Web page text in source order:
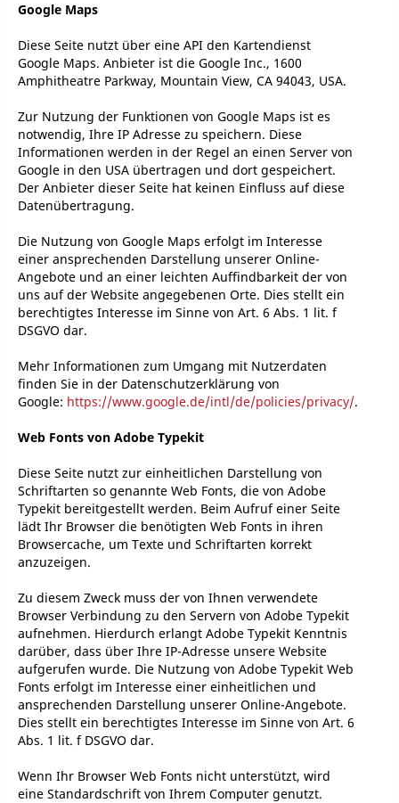
Google Maps
Diese Seite nutzt über eine API den Kartendienst
Google Maps. Anbieter ist die Google Inc., 1600
Amphitheatre Parkway, Mountain View, CA 94043, USA.
Zur Nutzung der Funktionen von Google Maps ist es
notwendig, Ihre IP Adresse zu speichern. Diese
Informationen werden in der Regel an einen Server von
Google in den USA übertragen und dort gespeichert.
Der Anbieter dieser Seite hat keinen Einfluss auf diese
Datenübertragung.
Die Nutzung von Google Maps erfolgt im Interesse
einer ansprechenden Darstellung unserer Online-
Angebote und an einer leichten Auffindbarkeit der von
uns auf der Website angegebenen Orte. Dies stellt ein
berechtigtes Interesse im Sinne von Art. 6 Abs. 1 lit. f
DSGVO dar.
Mehr Informationen zum Umgang mit Nutzerdaten
finden Sie in der Datenschutzerklärung von
Google: https://www.google.de/intl/de/policies/privacy/.
Web Fonts von Adobe Typekit
Diese Seite nutzt zur einheitlichen Darstellung von
Schriftarten so genannte Web Fonts, die von Adobe
Typekit bereitgestellt werden. Beim Aufruf einer Seite
lädt Ihr Browser die benötigten Web Fonts in ihren
Browsercache, um Texte und Schriftarten korrekt
anzuzeigen.
Zu diesem Zweck muss der von Ihnen verwendete
Browser Verbindung zu den Servern von Adobe Typekit
aufnehmen. Hierdurch erlangt Adobe Typekit Kenntnis
darüber, dass über Ihre IP-Adresse unsere Website
aufgerufen wurde. Die Nutzung von Adobe Typekit Web
Fonts erfolgt im Interesse einer einheitlichen und
ansprechenden Darstellung unserer Online-Angebote.
Dies stellt ein berechtigtes Interesse im Sinne von Art. 6
Abs. 1 lit. f DSGVO dar.
Wenn Ihr Browser Web Fonts nicht unterstützt, wird
eine Standardschrift von Ihrem Computer genutzt.